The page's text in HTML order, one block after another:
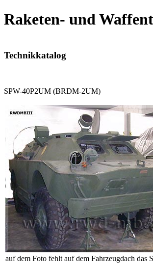
Raketen- und
Technikkatalog
SPW-40P2UM (BRDM-2UM)
auf dem Foto fehlt auf dem Fahrzeugdach das